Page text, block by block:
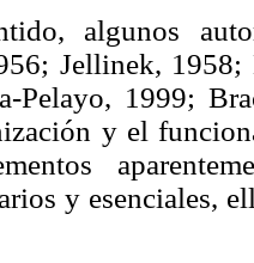
algunos
Jellinek,
Pelayo, 1999;
y el
y esenciales,